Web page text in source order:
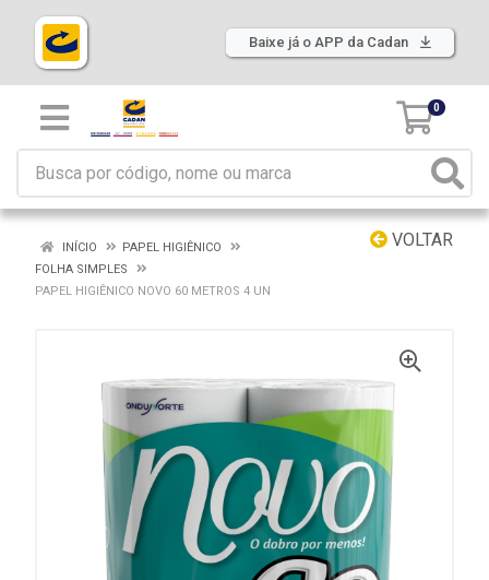
Baixe já o APP da Cadan
0
VOLTAR
INÍCIO
PAPEL HIGIÊNICO
FOLHA SIMPLES
PAPEL HIGIÊNICO NOVO 60 METROS 4 UN